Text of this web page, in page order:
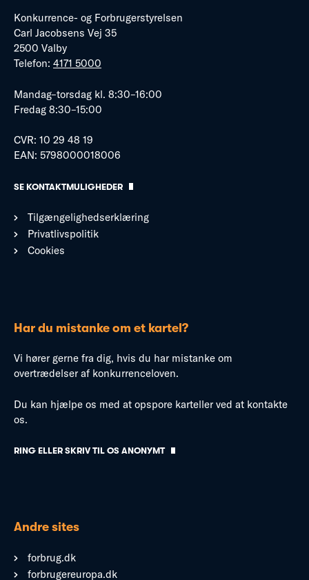
Konkurrence- og Forbrugerstyrelsen
Carl Jacobsens Vej 35
2500 Valby
Telefon: 4171 5000
Mandag–torsdag kl. 8:30–16:00
Fredag 8:30–15:00
CVR: 10 29 48 19
EAN: 5798000018006
SE KONTAKTMULIGHEDER
Tilgængelighedserklæring
Privatlivspolitik
Cookies
Har du mistanke om et kartel?
Vi hører gerne fra dig, hvis du har mistanke om
overtrædelser af konkurrenceloven.
Du kan hjælpe os med at opspore karteller ved at kontakte
os.
RING ELLER SKRIV TIL OS ANONYMT
Andre sites
forbrug.dk
forbrugereuropa.dk